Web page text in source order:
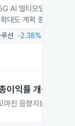
AI 멀티모달 디지털
대도 계획 중입니다.
션 -2.38%
익률 개선
진 음향지능 제품과